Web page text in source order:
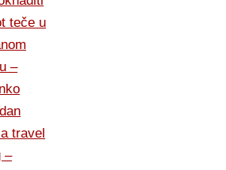
teče u
–
travel
–